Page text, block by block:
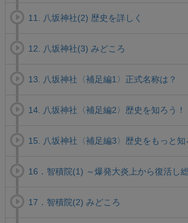
11. 八坂神社(2) 歴史を詳しく
12. 八坂神社(3) みどころ
13. 八坂神社〈補足編1〉正式名称は？
14. 八坂神社〈補足編2〉歴史を知ろう！
15. 八坂神社〈補足編3〉歴史をもっと知
16．智積院(1) ～爆発大炎上から復活し
17．智積院(2) みどころ